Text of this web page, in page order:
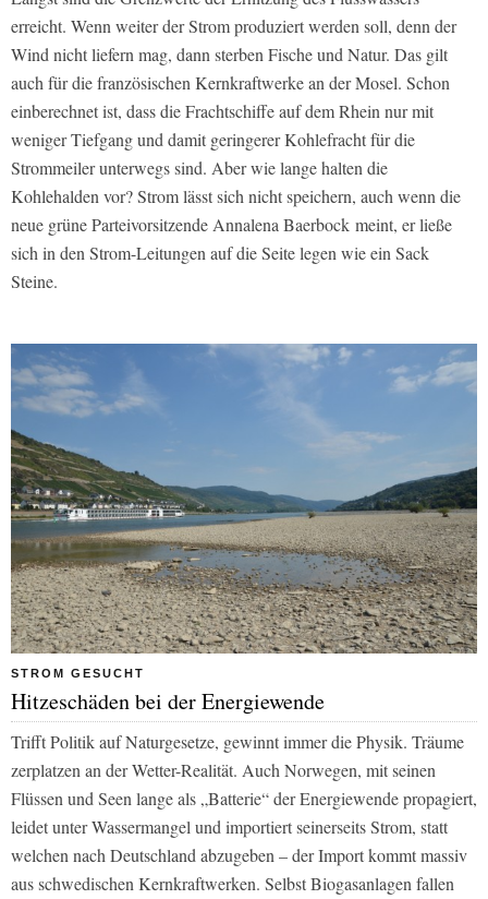
erreicht. Wenn weiter der Strom produziert werden soll, denn der
Wind nicht liefern mag, dann sterben Fische und Natur. Das gilt
auch für die französischen Kernkraftwerke an der Mosel. Schon
einberechnet ist, dass die Frachtschiffe auf dem Rhein nur mit
weniger Tiefgang und damit geringerer Kohlefracht für die
Strommeiler unterwegs sind. Aber wie lange halten die
Kohlehalden vor? Strom lässt sich nicht speichern, auch wenn die
neue grüne Parteivorsitzende Annalena Baerbock meint, er ließe
sich in den Strom-Leitungen auf die Seite legen wie ein Sack
Steine.
STROM GESUCHT
Hitzeschäden bei der Energiewende
Trifft Politik auf Naturgesetze, gewinnt immer die Physik. Träume
zerplatzen an der Wetter-Realität. Auch Norwegen, mit seinen
Flüssen und Seen lange als „Batterie“ der Energiewende propagiert,
leidet unter Wassermangel und importiert seinerseits Strom, statt
welchen nach Deutschland abzugeben – der Import kommt massiv
aus schwedischen Kernkraftwerken. Selbst Biogasanlagen fallen